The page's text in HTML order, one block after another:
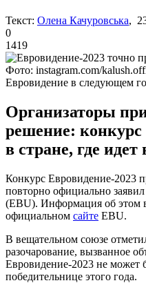
Текст: Олена Качуровська,
0
1419
Фото: instagram.com/
Евровидение в следующем
Организаторы
решение: конкурс
в стране, где идет
Конкурс Евровидение-2023
повторно официально
(EBU). Информация об этом
официальном сайте EBU.
В вещательном союзе
разочарование, вызванное
Евровидение-2023 не может
победительнице этого года.